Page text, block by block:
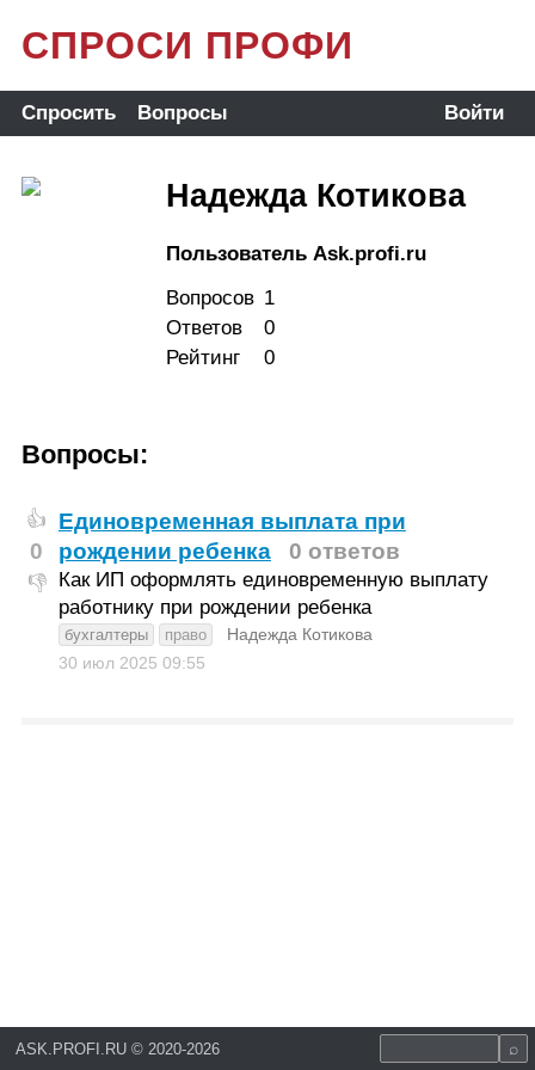
СПРОСИ ПРОФИ
Спросить Вопросы Войти
Надежда Котикова
Пользователь Ask.profi.ru
Вопросов 1
Ответов
0
Рейтинг
0
Вопросы:
👍
0
👎
Единовременная выплата при
рождении ребенка
0 ответов
Как ИП оформлять единовременную выплату
работнику при рождении ребенка
бухгалтеры право
Надежда Котикова
30 июл 2025 09:55
ASK.PROFI.RU © 2020-2026